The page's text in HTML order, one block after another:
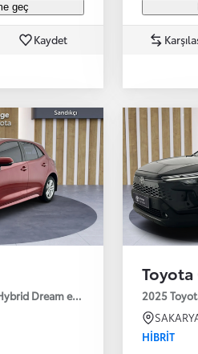
geç
Kaydet
Dream e-CVT 122HP
2025
HIBRIT